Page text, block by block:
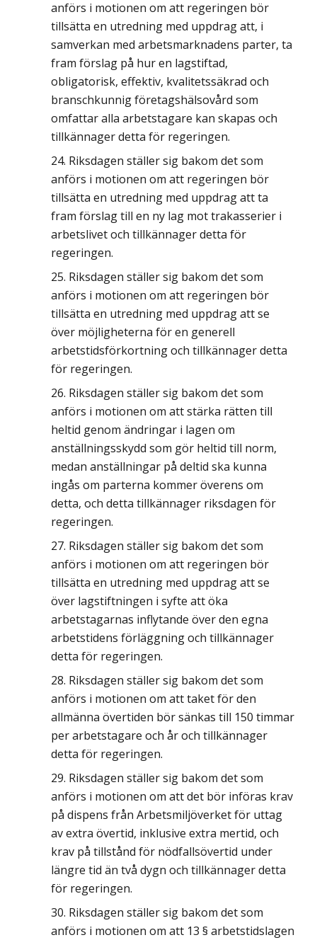
anförs i motionen om att regeringen bör
tillsätta en utredning med uppdrag att, i
samverkan med arbetsmarknadens parter, ta
fram förslag på hur en lagstiftad,
obligatorisk, effektiv, kvalitetssäkrad och
branschkunnig företagshälsovård som
omfattar alla arbetstagare kan skapas och
tillkännager detta för regeringen.
Riksdagen ställer sig bakom det som
anförs i motionen om att regeringen bör
tillsätta en utredning med uppdrag att ta
fram förslag till en ny lag mot trakasserier i
arbetslivet och tillkännager detta för
regeringen.
Riksdagen ställer sig bakom det som
anförs i motionen om att regeringen bör
tillsätta en utredning med uppdrag att se
över möjligheterna för en generell
arbetstidsförkortning och tillkännager detta
för regeringen.
Riksdagen ställer sig bakom det som
anförs i motionen om att stärka rätten till
heltid genom ändringar i lagen om
anställningsskydd som gör heltid till norm,
medan anställningar på deltid ska kunna
ingås om parterna kommer överens om
detta, och detta tillkännager riksdagen för
regeringen.
Riksdagen ställer sig bakom det som
anförs i motionen om att regeringen bör
tillsätta en utredning med uppdrag att se
över lagstiftningen i syfte att öka
arbetstagarnas inflytande över den egna
arbetstidens förläggning och tillkännager
detta för regeringen.
Riksdagen ställer sig bakom det som
anförs i motionen om att taket för den
allmänna övertiden bör sänkas till 150 timmar
per arbetstagare och år och tillkännager
detta för regeringen.
Riksdagen ställer sig bakom det som
anförs i motionen om att det bör införas krav
på dispens från Arbetsmiljöverket för uttag
av extra övertid, inklusive extra mertid, och
krav på tillstånd för nödfallsövertid under
längre tid än två dygn och tillkännager detta
för regeringen.
Riksdagen ställer sig bakom det som
anförs i motionen om att 13 § arbetstidslagen